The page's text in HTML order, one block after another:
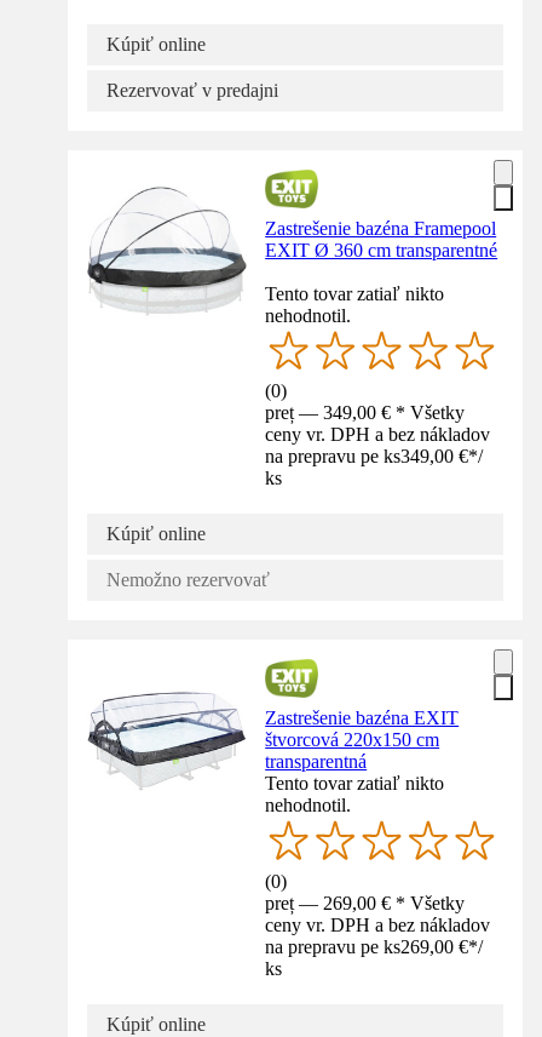
Kúpiť online
Rezervovať v predajni
Zastrešenie bazéna Framepool
EXIT Ø 360 cm transparentné
Tento tovar zatiaľ nikto
nehodnotil.
(0)
preț — 349,00 € * Všetky
ceny vr. DPH a bez nákladov
na prepravu pe ks349,00 €*/
ks
Kúpiť online
Nemožno rezervovať
Zastrešenie bazéna EXIT
štvorcová 220x150 cm
transparentná
Tento tovar zatiaľ nikto
nehodnotil.
(0)
preț — 269,00 € * Všetky
ceny vr. DPH a bez nákladov
na prepravu pe ks269,00 €*/
ks
Kúpiť online